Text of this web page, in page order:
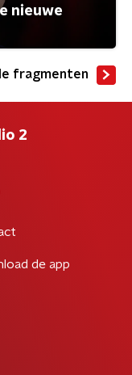
nieuwe
fragmenten
2
de app